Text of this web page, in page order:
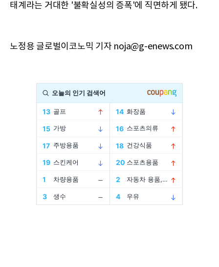
태계라는 거대한 '불확실성의 증폭'에 직면하게 됐다.
노정용 글로벌이코노믹 기자 noja@g-enews.com